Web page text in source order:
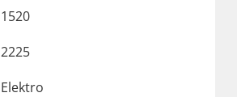
1520
2225
Elektro